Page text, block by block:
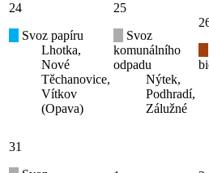
24
Svoz papíru
Lhotka,
Nové
Těchanovice,
Vítkov
(Opava)
25
Svoz
komunálního
odpadu
Nýtek,
Podhradí,
Zálužné
31